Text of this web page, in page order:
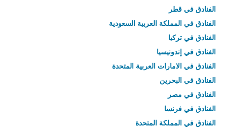
الفنادق في قطر
الفنادق في المملكة العربية السعودية
الفنادق في تركيا
الفنادق في إندونيسيا
الفنادق في الامارات العربية المتحدة
الفنادق في البحرين
الفنادق في مصر
الفنادق في فرنسا
الفنادق في المملكة المتحدة